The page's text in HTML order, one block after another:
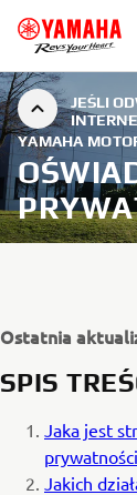
JEŚLI
YAMAHA
Ostatnia
SPIS
Jaka jest
Jakich